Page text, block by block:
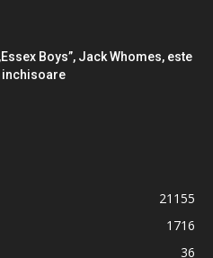
Boys”, Jack Whomes, este
inchisoare
21155
1716
36